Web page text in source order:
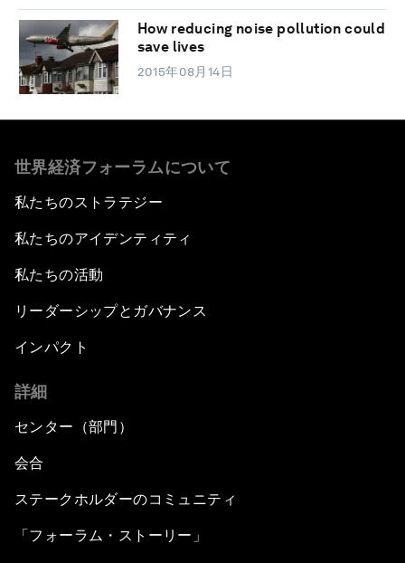
How reducing noise pollution could
save lives
2015年08月14日
世界経済フォーラムについて
私たちのストラテジー
私たちのアイデンティティ
私たちの活動
リーダーシップとガバナンス
インパクト
詳細
センター（部門）
会合
ステークホルダーのコミュニティ
「フォーラム・ストーリー」